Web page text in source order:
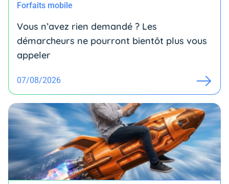
Forfaits mobile
Vous n’avez rien demandé ? Les
démarcheurs ne pourront bientôt plus vous
appeler
07/08/2026